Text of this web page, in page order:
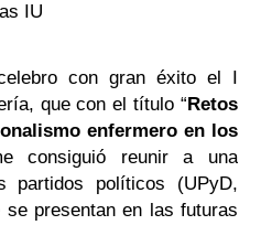
IU
con gran éxito el I
que con el título “Retos
enfermero en los
consiguió reunir a una
partidos políticos (UPyD,
se presentan en las futuras